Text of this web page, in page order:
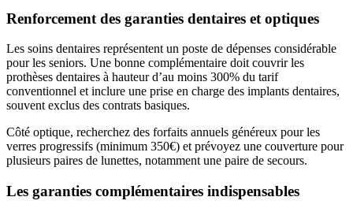
Renforcement des garanties dentaires et optiques
Les soins dentaires représentent un poste de dépenses considérable
pour les seniors. Une bonne complémentaire doit couvrir les
prothèses dentaires à hauteur d’au moins 300% du tarif
conventionnel et inclure une prise en charge des implants dentaires,
souvent exclus des contrats basiques.
Côté optique, recherchez des forfaits annuels généreux pour les
verres progressifs (minimum 350€) et prévoyez une couverture pour
plusieurs paires de lunettes, notamment une paire de secours.
Les garanties complémentaires indispensables